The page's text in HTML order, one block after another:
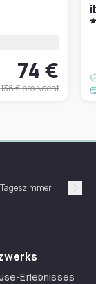
74 €
138 €pro Nacht
Tageszimmer
Erlebnisses